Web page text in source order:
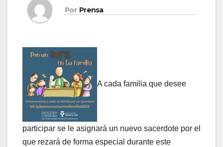
Por Prensa
A cada familia que desee
participar se le asignará un nuevo sacerdote por el
que rezará de forma especial durante este